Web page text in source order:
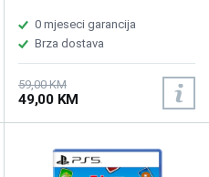
0 mjeseci garancija
Brza dostava
59,00 KM
49,00 KM